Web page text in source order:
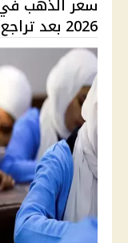
2026 بعد تراجع عيار 21 أمس